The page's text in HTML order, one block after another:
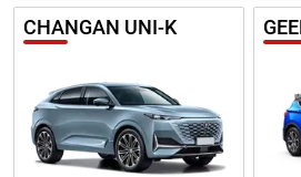
CHANGAN UNI-K